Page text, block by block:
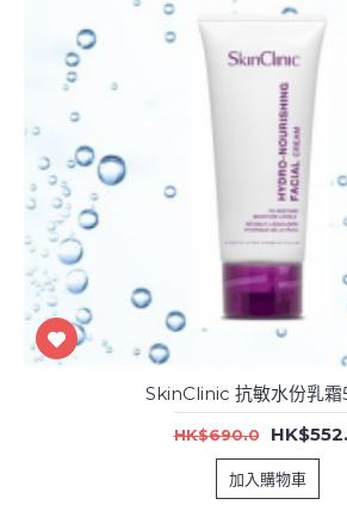
SkinClinic 抗敏水份乳
HK$690.0
加入購物車